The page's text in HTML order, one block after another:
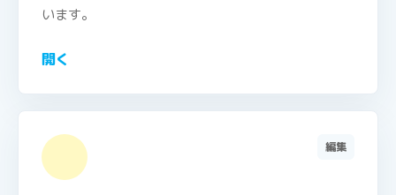
います。
開く
編集